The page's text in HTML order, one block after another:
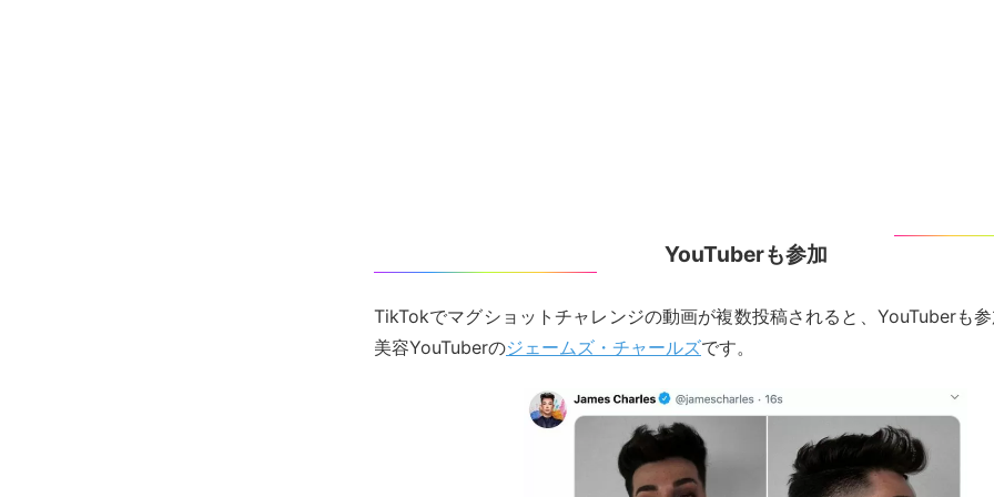
YouTuberも参加
TikTokでマグショットチャレンジの動画が複数投稿されると、YouTuberも参
美容YouTuberのジェームズ・チャールズです。